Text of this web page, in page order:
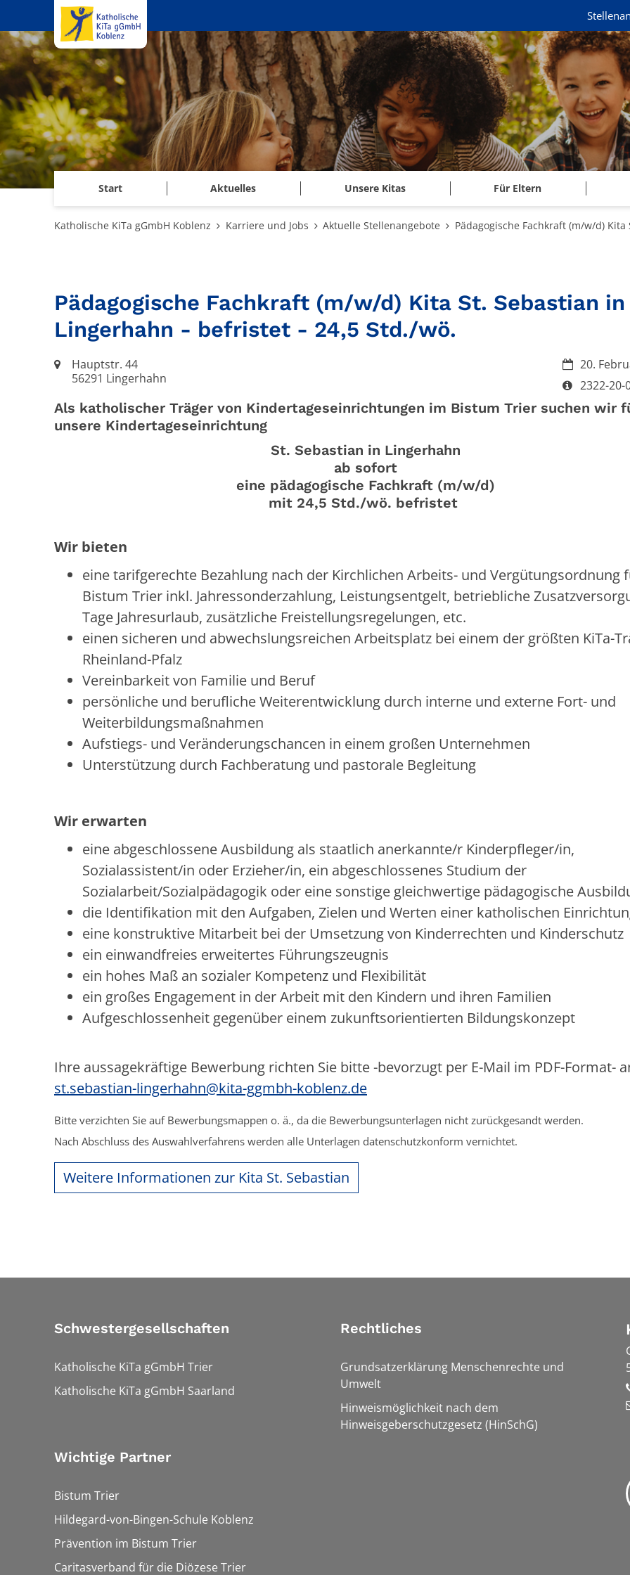
Zum Inhalt springen
Start Aktuelles Unsere Kitas Für Eltern
Katholische KiTa gGmbH Koblenz Karriere und Jobs Aktuelle Stellenangebote Pädagogische Fachkraft (m/w/d)
Pädagogische Fachkraft (m/w/d) Kita St. Sebastian in
Lingerhahn - befristet - 24,5 Std./wö.
Datum:
20.
Art bzw.
2322-20-
Ort:Hauptstr. 44
56291 Lingerhahn
Als katholischer Träger von Kindertageseinrichtungen im Bistum Trier suchen wir
unsere Kindertageseinrichtung
St. Sebastian in Lingerhahn
ab sofort
eine pädagogische Fachkraft (m/w/d)
mit 24,5 Std./wö. befristet
Wir bieten
eine tarifgerechte Bezahlung nach der Kirchlichen Arbeits- und Vergütungsordnung
Bistum Trier inkl. Jahressonderzahlung, Leistungsentgelt, betriebliche
Tage Jahresurlaub, zusätzliche Freistellungsregelungen, etc.
einen sicheren und abwechslungsreichen Arbeitsplatz bei einem der größten KiTa-
Rheinland-Pfalz
Vereinbarkeit von Familie und Beruf
persönliche und berufliche Weiterentwicklung durch interne und externe Fort- und
Weiterbildungsmaßnahmen
Aufstiegs- und Veränderungschancen in einem großen Unternehmen
Unterstützung durch Fachberatung und pastorale Begleitung
Wir erwarten
eine abgeschlossene Ausbildung als staatlich anerkannte/r Kinderpfleger/in,
Sozialassistent/in oder Erzieher/in, ein abgeschlossenes Studium der
Sozialarbeit/Sozialpädagogik oder eine sonstige gleichwertige pädagogische
die Identifikation mit den Aufgaben, Zielen und Werten einer katholischen
eine konstruktive Mitarbeit bei der Umsetzung von Kinderrechten und Kinderschutz
ein einwandfreies erweitertes Führungszeugnis
ein hohes Maß an sozialer Kompetenz und Flexibilität
ein großes Engagement in der Arbeit mit den Kindern und ihren Familien
Aufgeschlossenheit gegenüber einem zukunftsorientierten Bildungskonzept
Ihre aussagekräftige Bewerbung richten Sie bitte -bevorzugt per E-Mail im PDF-Format-
st.sebastian-lingerhahn@kita-ggmbh-koblenz.de
Bitte verzichten Sie auf Bewerbungsmappen o. ä., da die Bewerbungsunterlagen nicht zurückgesandt werden.
Nach Abschluss des Auswahlverfahrens werden alle Unterlagen datenschutzkonform vernichtet.
Weitere Informationen zur Kita St. Sebastian
Schwestergesellschaften
Katholische KiTa gGmbH Trier
Katholische KiTa gGmbH Saarland
Wichtige Partner
Bistum Trier
Hildegard-von-Bingen-Schule Koblenz
Prävention im Bistum Trier
Caritasverband für die Diözese Trier
Rechtliches
Grundsatzerklärung Menschenrechte und
Umwelt
Hinweismöglichkeit nach dem
Hinweisgeberschutzgesetz (HinSchG)